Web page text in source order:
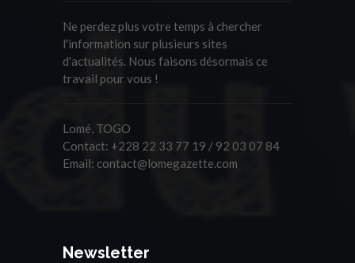
Ne perdez plus votre temps à chercher
l'information sur plusieurs sites
d'actualités. Nous faisons désormais ce
travail pour vous !
Lomé, TOGO
Contact: +228 22 33 77 19 / 92 03 07 84
Email: contact@lomegazette.com
Newsletter